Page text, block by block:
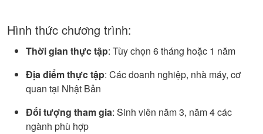
Hình thức chương trình:
Thời gian thực tập: Tùy chọn 6 tháng hoặc 1 năm
Địa điểm thực tập: Các doanh nghiệp, nhà máy, cơ
quan tại Nhật Bản
Đối tượng tham gia: Sinh viên năm 3, năm 4 các
ngành phù hợp